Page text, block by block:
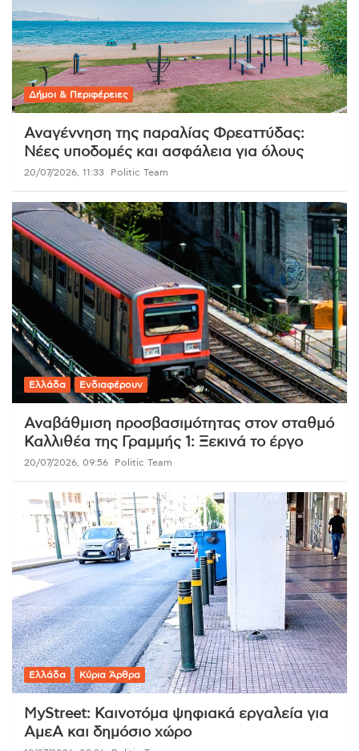
Δήμοι & Περιφέρειες
Αναγέννηση της παραλίας Φρεαττύδας:
Νέες υποδομές και ασφάλεια για όλους
20/07/2026, 11:33 Politic Team
Ελλάδα Ενδιαφέρουν
Αναβάθμιση προσβασιμότητας στον σταθμό
Καλλιθέα της Γραμμής 1: Ξεκινά το έργο
20/07/2026, 09:56 Politic Team
Ελλάδα Κύρια Άρθρα
MyStreet: Καινοτόμα ψηφιακά εργαλεία για
ΑμεΑ και δημόσιο χώρο